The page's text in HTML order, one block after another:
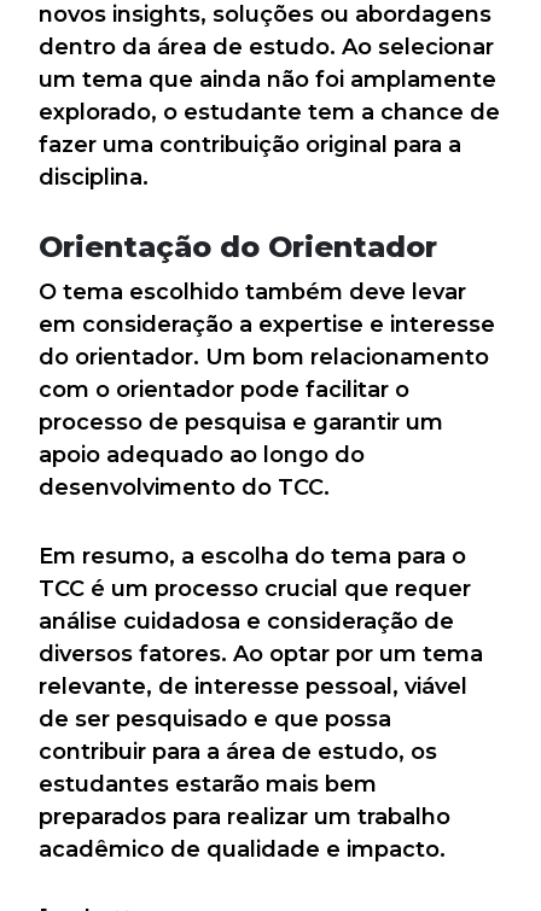
novos insights, soluções ou abordagens
dentro da área de estudo. Ao selecionar
um tema que ainda não foi amplamente
explorado, o estudante tem a chance de
fazer uma contribuição original para a
disciplina.
Orientação do Orientador
O tema escolhido também deve levar
em consideração a expertise e interesse
do orientador. Um bom relacionamento
com o orientador pode facilitar o
processo de pesquisa e garantir um
apoio adequado ao longo do
desenvolvimento do TCC.
Em resumo, a escolha do tema para o
TCC é um processo crucial que requer
análise cuidadosa e consideração de
diversos fatores. Ao optar por um tema
relevante, de interesse pessoal, viável
de ser pesquisado e que possa
contribuir para a área de estudo, os
estudantes estarão mais bem
preparados para realizar um trabalho
acadêmico de qualidade e impacto.